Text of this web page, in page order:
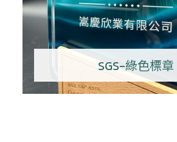
SGS-綠色標章